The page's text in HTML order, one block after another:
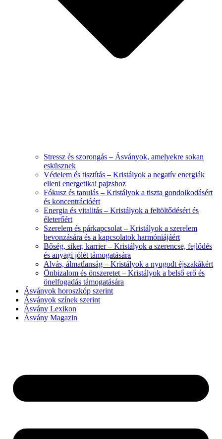
Stressz és szorongás – Ásványok, amelyekre sokan
esküsznek
Védelem és tisztítás – Kristályok a negatív energiák
elleni energetikai pajzshoz
Fókusz és tanulás – Kristályok a tiszta gondolkodásért
és koncentrációért
Energia és vitalitás – Kristályok a feltöltődésért és
életerőért
Szerelem és párkapcsolat – Kristályok a szerelem
bevonzására és a kapcsolatok harmóniájáért
Bőség, siker, karrier – Kristályok a szerencse, fejlődés
és anyagi jólét támogatására
Alvás, álmatlanság – Kristályok a nyugodt éjszakákért
Önbizalom és önszeretet – Kristályok a belső erő és
önelfogadás támogatására
Ásványok horoszkóp szerint
Ásványok színek szerint
Ásvány Lexikon
Ásvány Magazin